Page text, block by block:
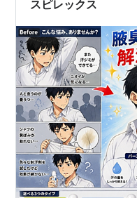
スピレックス